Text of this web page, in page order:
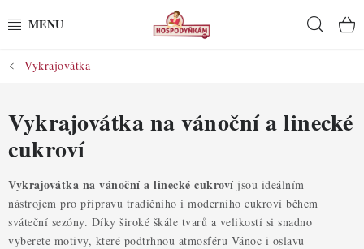
na
POTŘEBY
POMŮCKY
SUROVINY
DEKORACE
PRO OSLAVY
Vykrajovátka
Vykrajovátka na vánoční a linecké
cukroví
Vykrajovátka na vánoční a linecké cukroví jsou ideálním
nástrojem pro přípravu tradičního i moderního cukroví během
sváteční sezóny. Díky široké škále tvarů a velikostí si snadno
vyberete motivy, které podtrhnou atmosféru Vánoc i oslavu